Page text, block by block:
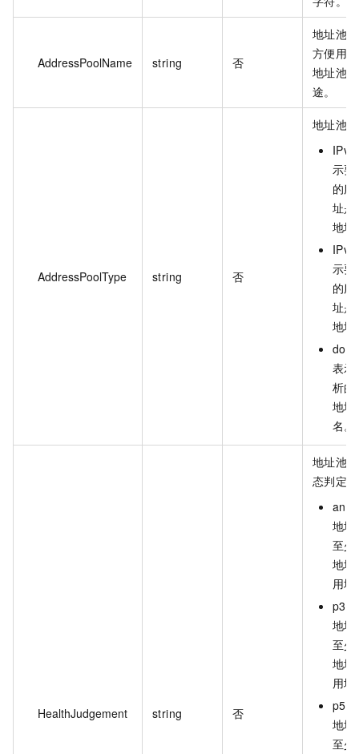
AddressPoolName string 否
地址池
方便用
地址池
途。
AddressPoolType string 否
地址池
示要
的
址
地址
示要
的
址
地址
表示
析的
地址
名。
HealthJudgement string 否
地址池
态判定
地址
至
地址
用
地址
至少
地址
用
地址
至少